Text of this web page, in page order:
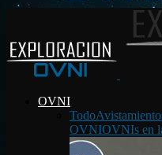
OVNI
Todo
OVNIOVNIs en